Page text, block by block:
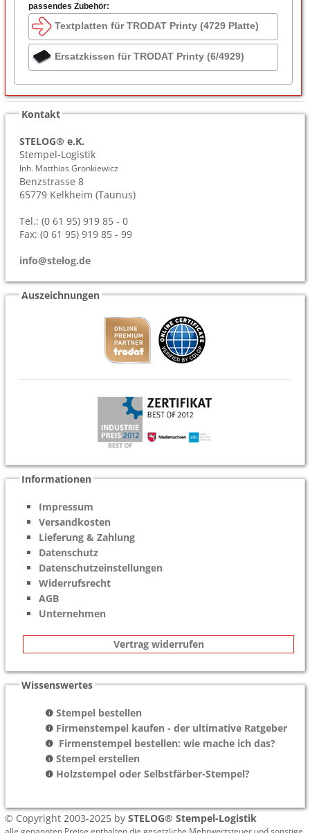
passendes Zubehör:
Textplatten für TRODAT Printy (4729 Platte)
Ersatzkissen für TRODAT Printy (6/4929)
Kontakt
STELOG® e.K.
Stempel-Logistik
Inh. Matthias Gronkiewicz
Benzstrasse 8
65779 Kelkheim (Taunus)
Tel.: (0 61 95) 919 85 - 0
Fax: (0 61 95) 919 85 - 99
info@stelog.de
Auszeichnungen
Informationen
Impressum
Versandkosten
Lieferung & Zahlung
Datenschutz
Datenschutzeinstellungen
Widerrufsrecht
AGB
Unternehmen
Vertrag widerrufen
Wissenswertes
Stempel bestellen
Firmenstempel kaufen - der ultimative Ratgeber
Firmenstempel bestellen: wie mache ich das?
Stempel erstellen
Holzstempel oder Selbstfärber-Stempel?
© Copyright 2003-2025 bySTELOG® Stempel-Logistik